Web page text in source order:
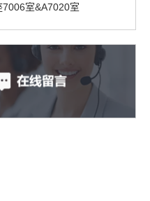
室&A7020室